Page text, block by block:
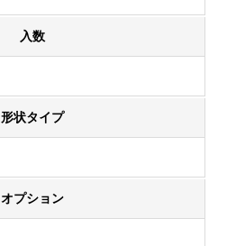
入数
形状タイプ
オプション